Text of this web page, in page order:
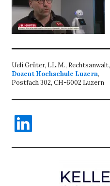
Ueli Grüter, LL.M., Rechtsanwalt,
Dozent Hochschule Luzern,
Postfach 302, CH-6002 Luzern
LinkedIn